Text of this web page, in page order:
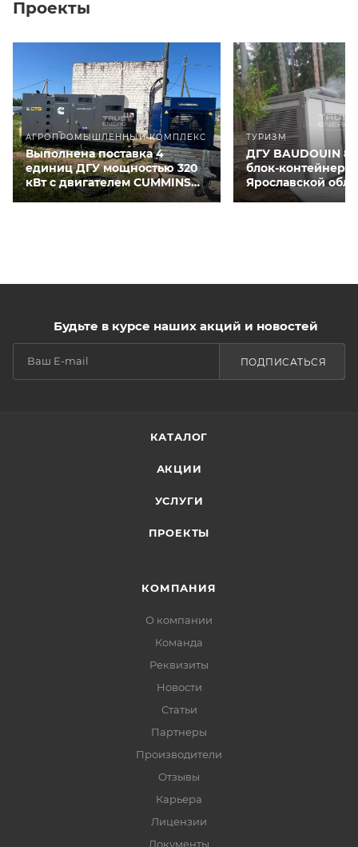
Проекты
АГРОПРОМЫШЛЕННЫЙ КОМПЛЕКС
Выполнена поставка 4
единиц ДГУ мощностью 320
кВт с двигателем CUMMINS
QSNT-G3 для курятников
ТУРИЗМ
ДГУ BAUDOUIN
блок-контейнере
Ярославской
Будьте в курсе наших акций и новостей
ПОДПИСАТЬСЯ
КАТАЛОГ
АКЦИИ
УСЛУГИ
ПРОЕКТЫ
КОМПАНИЯ
О компании
Команда
Реквизиты
Новости
Статьи
Партнеры
Производители
Отзывы
Карьера
Лицензии
Документы